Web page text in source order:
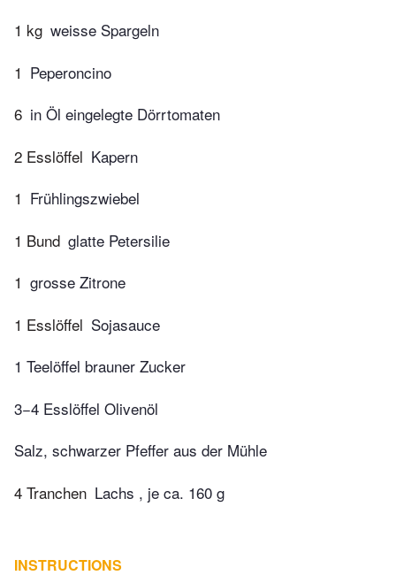
1 kg weisse Spargeln
1 Peperoncino
6 in Öl eingelegte Dörrtomaten
2 Esslöffel Kapern
1 Frühlingszwiebel
1 Bund glatte Petersilie
1 grosse Zitrone
1 Esslöffel Sojasauce
1 Teelöffel brauner Zucker
3−4 Esslöffel Olivenöl
Salz, schwarzer Pfeffer aus der Mühle
4 Tranchen Lachs , je ca. 160 g
INSTRUCTIONS